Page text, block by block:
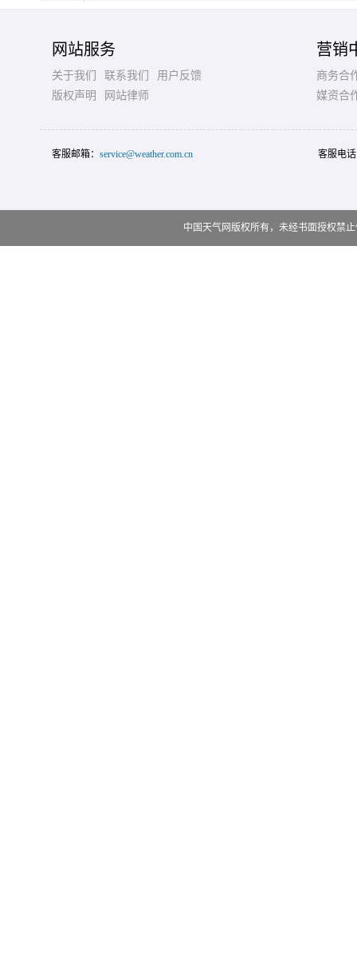
网站服务
关于我们 联系我们
用户反馈
版权声明
网站律师
营销
商务合
媒资合
客服邮箱： service@weather.com.cn 客服电
中国天气网版权所有，未经书面授权